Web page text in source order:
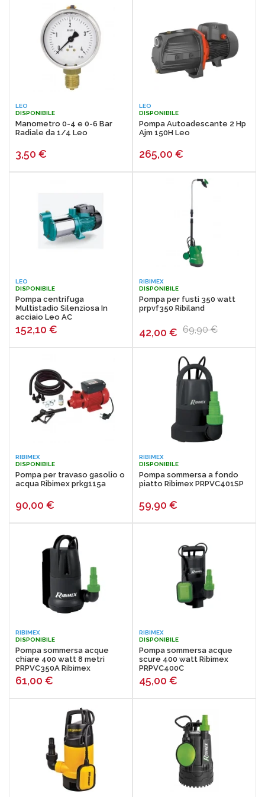
LEO
DISPONIBILE
Manometro 0-4 e 0-6 Bar
Radiale da 1/4 Leo
3,50 €
LEO
DISPONIBILE
Pompa Autoadescante 2 Hp
Ajm 150H Leo
265,00 €
LEO
DISPONIBILE
Pompa centrifuga
Multistadio Silenziosa In
acciaio Leo AC
152,10 €
RIBIMEX
DISPONIBILE
Pompa per fusti 350 watt
prpvf350 Ribiland
42,00 € 69,90 €
RIBIMEX
DISPONIBILE
Pompa per travaso gasolio o
acqua Ribimex prkg115a
90,00 €
RIBIMEX
DISPONIBILE
Pompa sommersa a fondo
piatto Ribimex PRPVC401SP
59,90 €
RIBIMEX
DISPONIBILE
Pompa sommersa acque
chiare 400 watt 8 metri
PRPVC350A Ribimex
61,00 €
RIBIMEX
DISPONIBILE
Pompa sommersa acque
scure 400 watt Ribimex
PRPVC400C
45,00 €